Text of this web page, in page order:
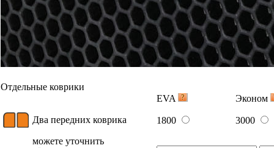
Отдельные коврики
EVA
Эконом
Два передних коврика 1800
3000
можете уточнить